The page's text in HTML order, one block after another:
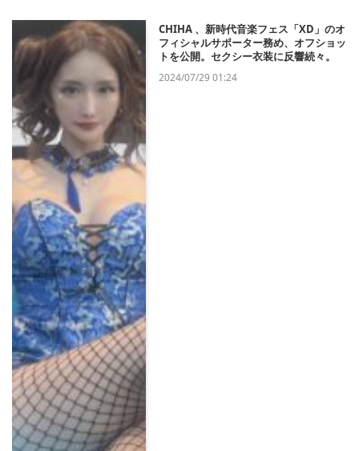
CHIHA 、新時代音楽フェス「XD」のオ
フィシャルサポーター務め、オフショッ
トを公開。セクシー衣装に反響続々。
2024/07/29 01:24